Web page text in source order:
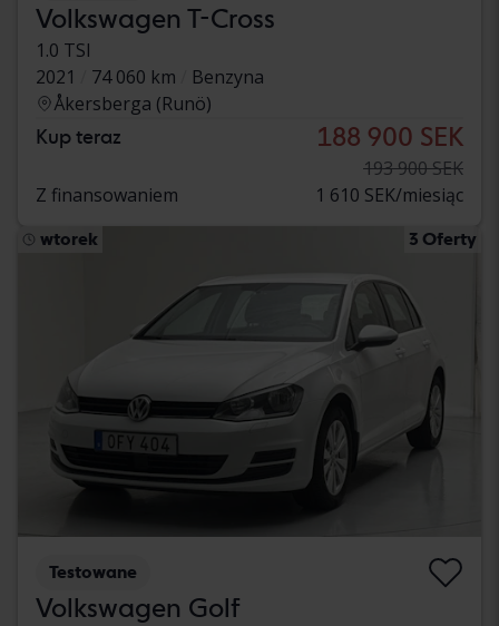
Volkswagen T-Cross
1.0 TSI
2021
74 060 km
Benzyna
Åkersberga (Runö)
Kup teraz 188 900 SEK
193 900 SEK
Z finansowaniem
1 610 SEK/miesiąc
wtorek 3 Oferty
Testowane
Volkswagen Golf